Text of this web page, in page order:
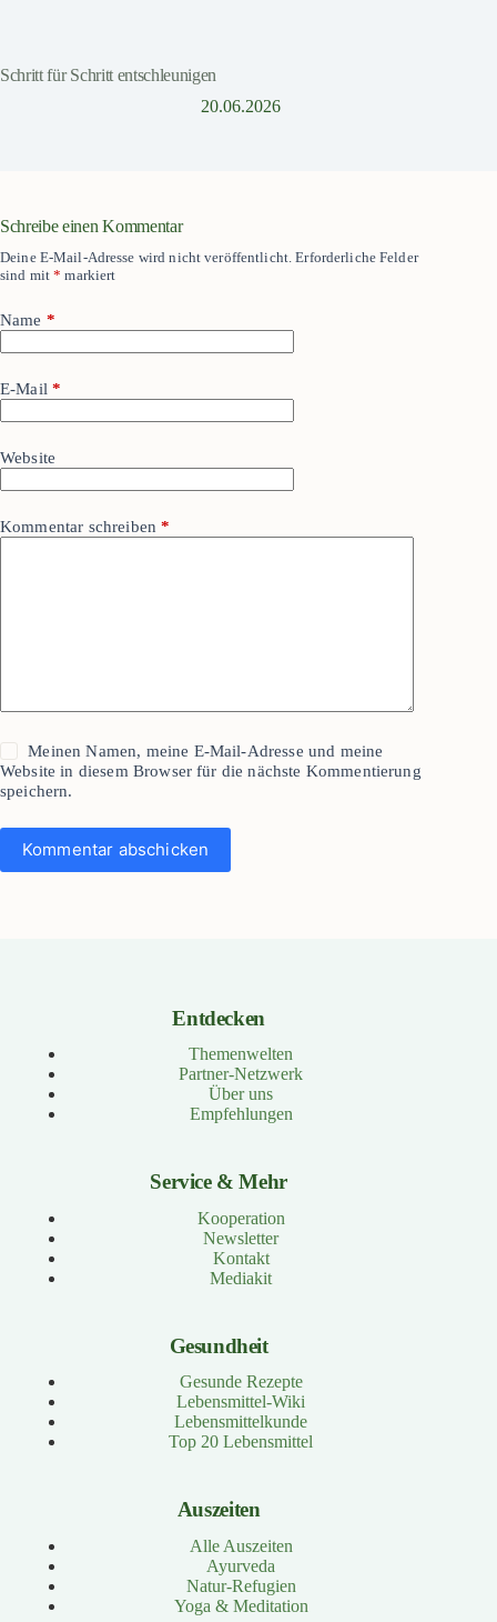
Schritt für Schritt entschleunigen
20.06.2026
Schreibe einen Kommentar
Deine E-Mail-Adresse wird nicht veröffentlicht. Erforderliche Felder
sind mit* markiert
Name *
E-Mail *
Website
Kommentar schreiben *
Meinen Namen, meine E-Mail-Adresse und meine
Website in diesem Browser für die nächste Kommentierung
speichern.
Kommentar abschicken
Entdecken
Themenwelten
Partner-Netzwerk
Über uns
Empfehlungen
Service & Mehr
Kooperation
Newsletter
Kontakt
Mediakit
Gesundheit
Gesunde Rezepte
Lebensmittel-Wiki
Lebensmittelkunde
Top 20 Lebensmittel
Auszeiten
Alle Auszeiten
Ayurveda
Natur-Refugien
Yoga & Meditation